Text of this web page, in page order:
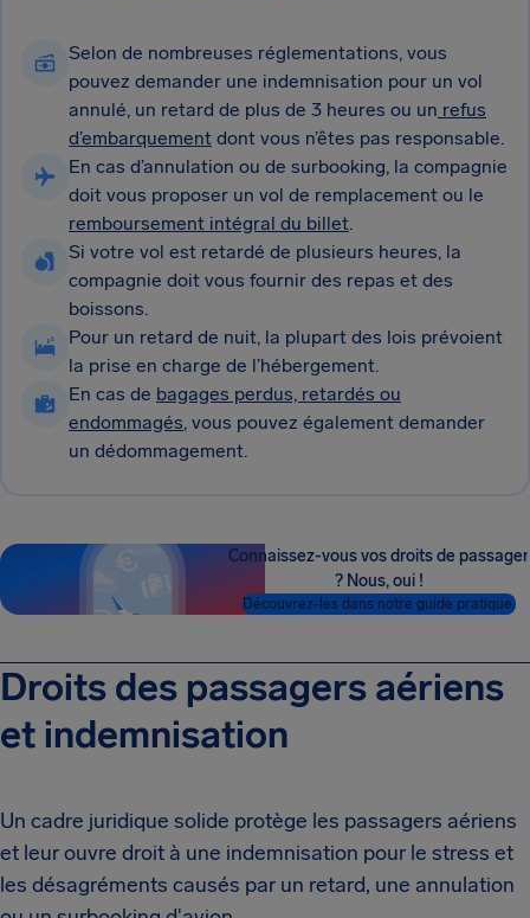
Selon de nombreuses réglementations, vous
pouvez demander une indemnisation pour un vol
annulé, un retard de plus de 3 heures ou un refus
d’embarquement dont vous n’êtes pas responsable.
En cas d’annulation ou de surbooking, la compagnie
doit vous proposer un vol de remplacement ou le
remboursement intégral du billet.
Si votre vol est retardé de plusieurs heures, la
compagnie doit vous fournir des repas et des
boissons.
Pour un retard de nuit, la plupart des lois prévoient
la prise en charge de l’hébergement.
En cas de bagages perdus, retardés ou
endommagés, vous pouvez également demander
un dédommagement.
Connaissez-vous vos droits de passager
? Nous, oui !
Découvrez-les dans notre guide pratique.
Droits des passagers aériens
et indemnisation
Un cadre juridique solide protège les passagers aériens
et leur ouvre droit à une indemnisation pour le stress et
les désagréments causés par un retard, une annulation